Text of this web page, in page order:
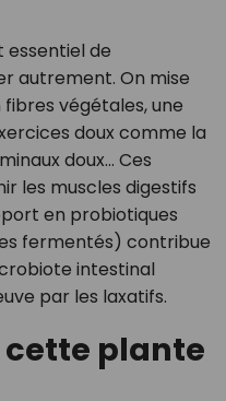
essentiel de
autrement. On mise
végétales, une
doux comme la
doux… Ces
les muscles digestifs
en probiotiques
fermentés) contribue
intestinal
par les laxatifs.
cette plante